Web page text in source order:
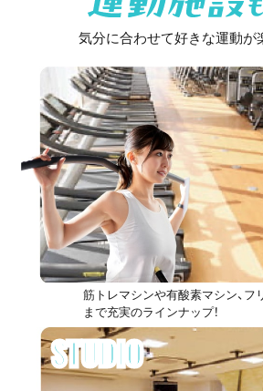
気分に合わせて好きな運動が
筋トレマシンや有酸素マシン、フ
まで充実のラインナップ！
STUDIO